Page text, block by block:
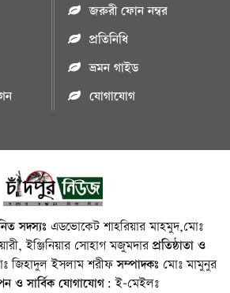
জরুরী ফোন নম্বর
প্রতিনিধি
ভ্রমন গাইড
যোগাযোগ
সদস্যঃ এডভোকেট শাহরিয়ার মাহমুদ,মোঃ
ইঞ্জিনিয়ার সোহাগ মজুমদারপ্রতিষ্ঠাতা ও
জিহাদুল ইসলাম শরীফসম্পাদকঃ মোঃ মামুনুর
ও সার্বিক যোগাযোগ: ই-মেইলঃ